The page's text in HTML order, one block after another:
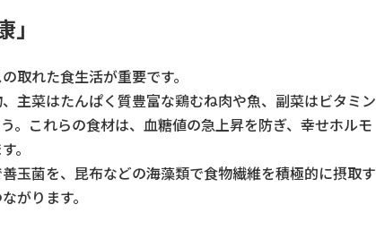
取れた食生活が重要です。
主菜はたんぱく質豊富な鶏むね肉や魚、副菜はビタミン
。これらの食材は、血糖値の急上昇を防ぎ、幸せホルモ
。
玉菌を、昆布などの海藻類で食物繊維を積極的に摂取す
がります。